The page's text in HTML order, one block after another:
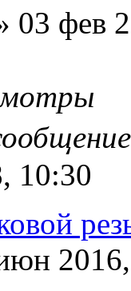
03 фев
10:30